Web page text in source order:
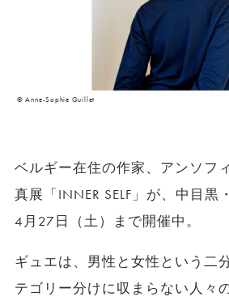
© Anne-Sophie Guillet
ベルギー在住の作家、アンソフ
真展「INNER SELF」が、中目黒・
4月27日（土）まで開催中。
ギュエは、男性と女性という二
テゴリー分けに収まらない人々